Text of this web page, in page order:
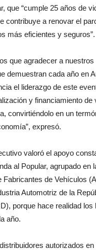
que “cumple 25 años de
contribuye a renovar el
más eficientes y seguros”.
que agradecer a
demuestran cada año en
el liderazgo de este
y financiamiento de
convirtiéndolo en un
expresó.
valoró el apoyo
al Popular, agrupado en
Fabricantes de Vehículos
Automotriz de la
porque hace realidad los
año.
autorizados en